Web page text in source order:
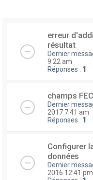
erreur
résultat
Dernier
9:22 am
Réponses : 1
champs
Dernier
2017 7:41 am
Réponses : 1
Configurer
données
Dernier
2016 12:41 pm